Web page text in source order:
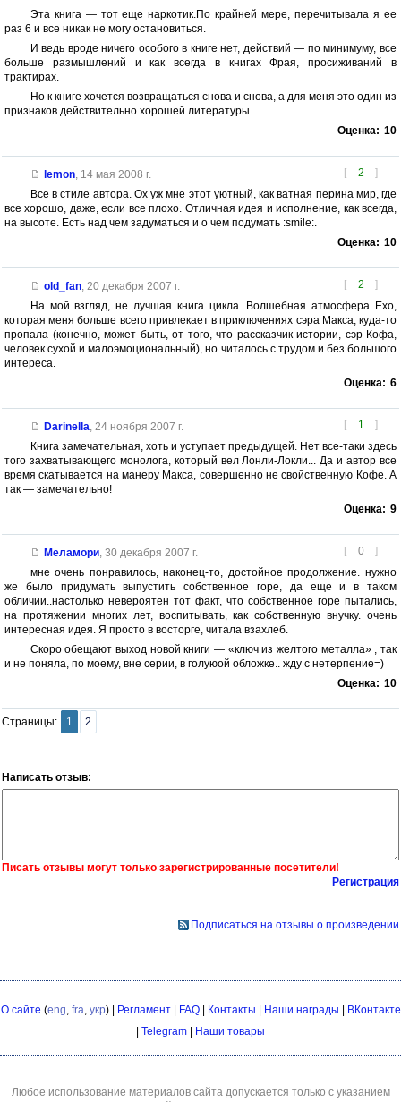
Эта книга — тот еще наркотик.По крайней мере, перечитывала я ее
раз 6 и все никак не могу остановиться.
И ведь вроде ничего особого в книге нет, действий — по минимуму, все
больше размышлений и как всегда в книгах Фрая, просиживаний в
трактирах.
Но к книге хочется возвращаться снова и снова, а для меня это один из
признаков действительно хорошей литературы.
Оценка: 10
[ 2 ]
lemon, 14 мая 2008 г.
Все в стиле автора. Ох уж мне этот уютный, как ватная перина мир, где
все хорошо, даже, если все плохо. Отличная идея и исполнение, как всегда,
на высоте. Есть над чем задуматься и о чем подумать :smile:.
Оценка: 10
[ 2 ]
old_fan, 20 декабря 2007 г.
На мой взгляд, не лучшая книга цикла. Волшебная атмосфера Ехо,
которая меня больше всего привлекает в приключениях сэра Макса, куда-то
пропала (конечно, может быть, от того, что рассказчик истории, сэр Кофа,
человек сухой и малоэмоциональный), но читалось с трудом и без большого
интереса.
Оценка: 6
[ 1 ]
Darinella 24 ноября 2007 г.
Книга замечательная, хоть и уступает предыдущей. Нет все-таки здесь
того захватывающего монолога, который вел Лонли-Локли... Да и автор все
время скатывается на манеру Макса, совершенно не свойственную Кофе. А
так — замечательно!
Оценка: 9
[ 0 ]
Меламори, 30 декабря 2007 г.
мне очень понравилось, наконец-то, достойное продолжение. нужно
же было придумать выпустить собственное горе, да еще и в таком
обличии..настолько невероятен тот факт, что собственное горе пытались,
на протяжении многих лет, воспитывать, как собственную внучку. очень
интересная идея. Я просто в восторге, читала взахлеб.
Скоро обещают выход новой книги — «ключ из желтого металла» , так
и не поняла, по моему, вне серии, в голуюой обложке.. жду с нетерпение=)
Оценка: 10
Страницы: 1 2
Написать отзыв:
Писать отзывы могут только зарегистрированные посетители!
Регистрация
Подписаться на отзывы о произведении
О сайте (eng fra укр) | Регламент| FAQ| Контакты | Наши награды | ВКонтакте
| Telegram | Наши товары
Любое использование материалов сайта допускается только с указанием